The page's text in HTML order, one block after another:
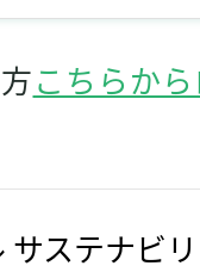
こちらか
ステナビ